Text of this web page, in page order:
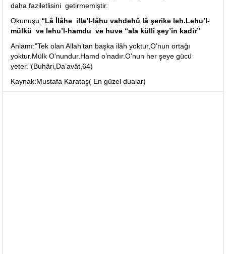
daha faziletlisini getirmemiştir.
Okunuşu:“Lâ İlâhe illa’l-lâhu vahdehû lâ şerike leh.Lehu’l-
mülkü ve lehu’l-hamdu ve huve “ala külli şey’in kadir”
Anlamı:”Tek olan Allah’tan başka ilâh yoktur,O’nun ortağı
yoktur.Mülk O’nundur.Hamd o’nadır.O’nun her şeye gücü
yeter.”(Buhâri,Da’avât,64)
Kaynak:Mustafa Karataş( En güzel dualar)